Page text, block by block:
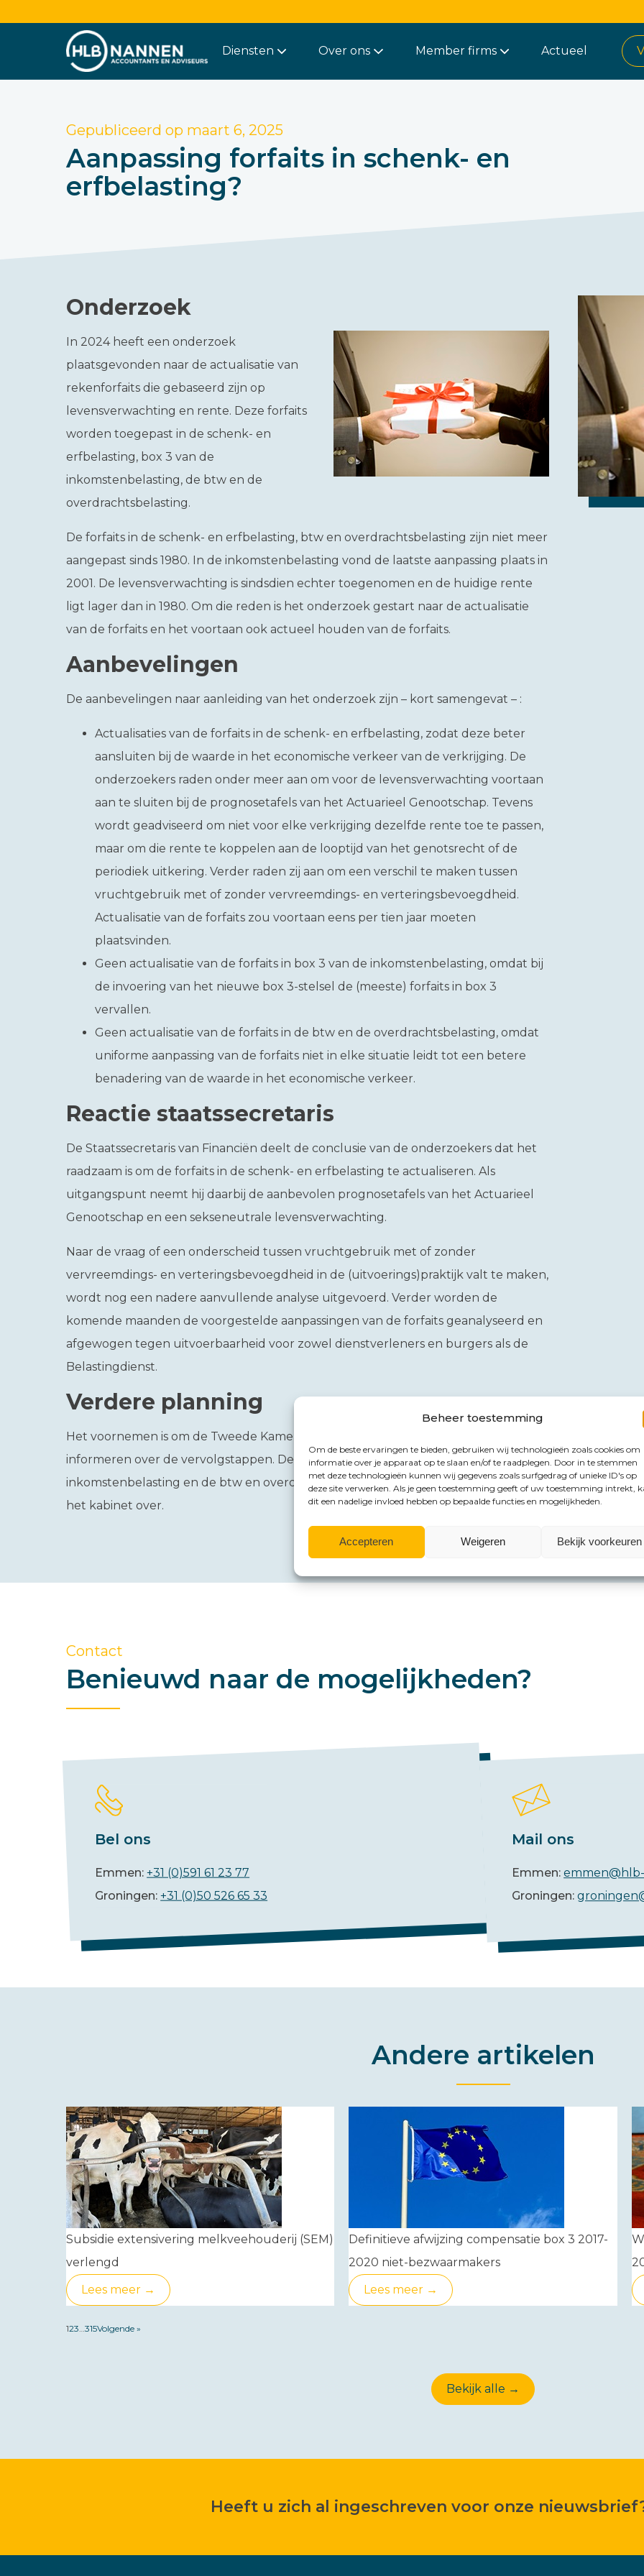
Beheer toestemming
Om de beste ervaringen te bieden, gebruiken wij technologieën zoals cookies om
informatie over je apparaat op te slaan en/of te raadplegen. Door in te stemmen
met deze technologieën kunnen wij gegevens zoals surfgedrag of unieke ID's op
deze site verwerken. Als je geen toestemming geeft of uw toestemming intrekt,
dit een nadelige invloed hebben op bepaalde functies en mogelijkheden.
Accepteren Weigeren Bekijk voorkeuren
Diensten Over ons Member firms Actueel
Gepubliceerd op maart 6, 2025
Aanpassing forfaits in schenk- en
erfbelasting?
Onderzoek
In 2024 heeft een onderzoek
plaatsgevonden naar de actualisatie van
rekenforfaits die gebaseerd zijn op
levensverwachting en rente. Deze forfaits
worden toegepast in de schenk- en
erfbelasting, box 3 van de
inkomstenbelasting, de btw en de
overdrachtsbelasting.
De forfaits in de schenk- en erfbelasting, btw en overdrachtsbelasting zijn niet meer
aangepast sinds 1980. In de inkomstenbelasting vond de laatste aanpassing plaats in
2001. De levensverwachting is sindsdien echter toegenomen en de huidige rente
ligt lager dan in 1980. Om die reden is het onderzoek gestart naar de actualisatie
van de forfaits en het voortaan ook actueel houden van de forfaits.
Aanbevelingen
De aanbevelingen naar aanleiding van het onderzoek zijn – kort samengevat – :
Actualisaties van de forfaits in de schenk- en erfbelasting, zodat deze beter
aansluiten bij de waarde in het economische verkeer van de verkrijging. De
onderzoekers raden onder meer aan om voor de levensverwachting voortaan
aan te sluiten bij de prognosetafels van het Actuarieel Genootschap. Tevens
wordt geadviseerd om niet voor elke verkrijging dezelfde rente toe te passen,
maar om die rente te koppelen aan de looptijd van het genotsrecht of de
periodiek uitkering. Verder raden zij aan om een verschil te maken tussen
vruchtgebruik met of zonder vervreemdings- en verteringsbevoegdheid.
Actualisatie van de forfaits zou voortaan eens per tien jaar moeten
plaatsvinden.
Geen actualisatie van de forfaits in box 3 van de inkomstenbelasting, omdat bij
de invoering van het nieuwe box 3-stelsel de (meeste) forfaits in box 3
vervallen.
Geen actualisatie van de forfaits in de btw en de overdrachtsbelasting, omdat
uniforme aanpassing van de forfaits niet in elke situatie leidt tot een betere
benadering van de waarde in het economische verkeer.
Reactie staatssecretaris
De Staatssecretaris van Financiën deelt de conclusie van de onderzoekers dat het
raadzaam is om de forfaits in de schenk- en erfbelasting te actualiseren. Als
uitgangspunt neemt hij daarbij de aanbevolen prognosetafels van het Actuarieel
Genootschap en een sekseneutrale levensverwachting.
Naar de vraag of een onderscheid tussen vruchtgebruik met of zonder
vervreemdings- en verteringsbevoegdheid in de (uitvoerings)praktijk valt te maken,
wordt nog een nadere aanvullende analyse uitgevoerd. Verder worden de
komende maanden de voorgestelde aanpassingen van de forfaits geanalyseerd en
afgewogen tegen uitvoerbaarheid voor zowel dienstverleners en burgers als de
Belastingdienst.
Verdere planning
Het voornemen is om de Tweede Kamer in het derde kwartaal 2025 nader te
informeren over de vervolgstappen. De aanbeveling om de forfaits in box 3 van de
inkomstenbelasting en de btw en overdrachtsbelasting niet aan te passen, neemt
het kabinet over.
Contact
Benieuwd naar de mogelijkheden?
Bel ons
Emmen:+31 (0)591 61 23 77
Groningen:+31 (0)50 526 65 33
Mail ons
Emmen:
Groningen:
Andere artikelen
Subsidie extensivering melkveehouderij (SEM)
verlengd
Lees meer →
Definitieve afwijzing compensatie box 3 2017-
2020 niet-bezwaarmakers
Lees meer →
123 315Volgende »
Bekijk alle →
Heeft u zich al ingeschreven voor onze